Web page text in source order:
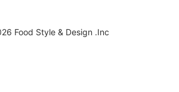
Food Style & Design .Inc